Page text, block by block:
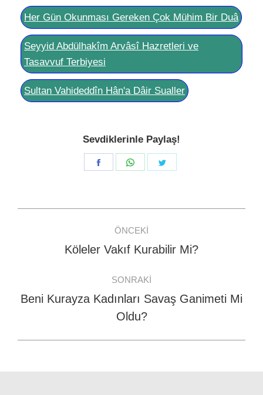
Her Gün Okunması Gereken Çok Mühim Bir Duâ
Seyyid Abdülhakîm Arvâsî Hazretleri ve
Tasavvuf Terbiyesi
Sultan Vahideddîn Hân'a Dâir Sualler
Sevdiklerinle Paylaş!
Share
Share
navigation
ÖNCEKI
Previous
Köleler Vakıf Kurabilir Mi?
SONRAKI
Next
post:
Beni Kurayza Kadınları Savaş Ganimeti Mi
Oldu?